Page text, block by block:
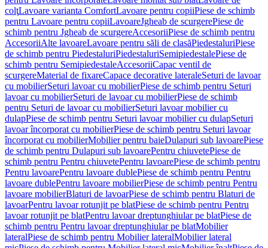
colţLavoare varianta ComfortLavoare pentru copiiPiese de schimb
pentru Lavoare pentru copiiLavoareJgheab de scurgerePiese de
schimb pentru Jgheab de scurgereAccesoriiPiese de schimb pentru
AccesoriiAlte lavoareLavoare pentru săli de clasăPiedestaluriPiese
de schimb pentru PiedestaluriPiedestaluriSemipiedestalePiese de
schimb pentru SemipiedestaleAccesoriiCapac ventil de
scurgereMaterial de fixareCapace decorative lateraleSeturi de lavoar
cu mobilierSeturi lavoar cu mobilierPiese de schimb pentru Seturi
lavoar cu mobilierSeturi de lavoar cu mobilierPiese de schimb
pentru Seturi de lavoar cu mobilierSeturi lavoar mobilier cu
dulapPiese de schimb pentru Seturi lavoar mobilier cu dulapSeturi
lavoar încorporat cu mobilierPiese de schimb pentru Seturi lavoar
încorporat cu mobilierMobilier pentru baieDulapuri sub lavoarePiese
de schimb pentru Dulapuri sub lavoarePentru chiuvetePiese de
schimb pentru Pentru chiuvetePentru lavoarePiese de schimb pentru
Pentru lavoarePentru lavoare dublePiese de schimb pentru Pentru
lavoare dublePentru lavoare mobilierPiese de schimb pentru Pentru
lavoare mobilierBlaturi de lavoarPiese de schimb pentru Blaturi de
lavoarPentru lavoar rotunjit pe blatPiese de schimb pentru Pentru
lavoar rotunjit pe blatPentru lavoar dreptunghiular pe blatPiese de
schimb pentru Pentru lavoar dreptunghiular pe blatMobilier
lateralPiese de schimb pentru Mobilier lateralMobilier lateral